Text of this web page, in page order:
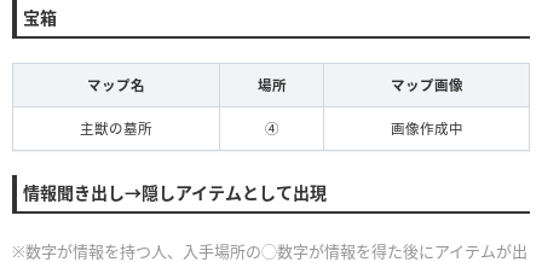
宝箱
マップ名 場所 マップ画像
主獣の墓所 ④ 画像作成中
情報聞き出し→隠しアイテムとして出現
※数字が情報を持つ人、入手場所の◯数字が情報を得た後にアイテムが出